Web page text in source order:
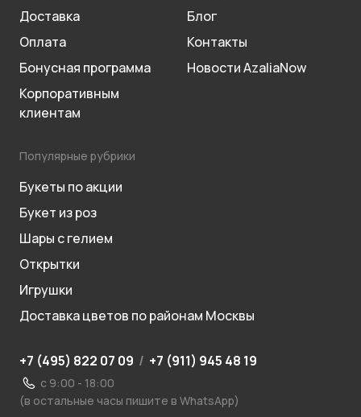
Доставка
Оплата
Бонусная программа
Корпоративным
клиентам
Блог
Контакты
Новости AzaliaNow
Популярные рубрики
Букеты по акции
Букет из роз
Шары с гелием
Открытки
Игрушки
Доставка цветов по районам Москвы
+7 (495) 822 07 09 / +7 (911) 945 48 19
с 9:00 - 18:00
(в остальные часы пишите в WhatsApp)